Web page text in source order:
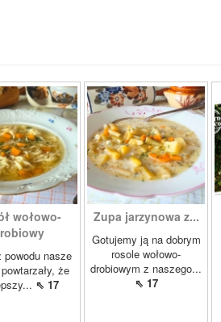
wołowo-
powodu nasze
że
⇖ 17
Zupa jarzynowa z...
Gotujemy ją na dobrym
rosole wołowo-
drobiowym z naszego...
⇖ 17